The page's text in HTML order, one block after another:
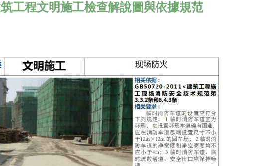
工程文明施工檢查解說圖與依據規范